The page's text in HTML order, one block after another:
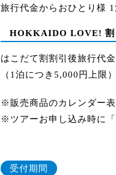
旅行代金からおひとり様
HOKKAIDO LOVE! 割
はこだて割割引後旅行代金
（1泊につき5,000円上限）
※販売商品のカレンダー
※ツアーお申し込み時に
受付期間